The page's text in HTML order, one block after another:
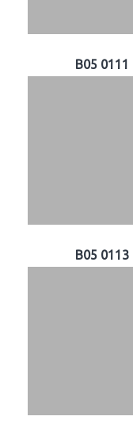
B05 0111
B05 0113